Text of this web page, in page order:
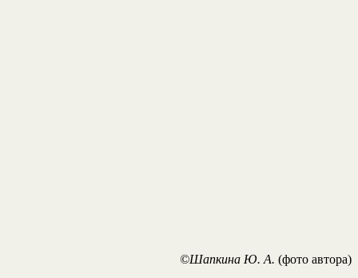
©Шапкина Ю. А. (фото автора)